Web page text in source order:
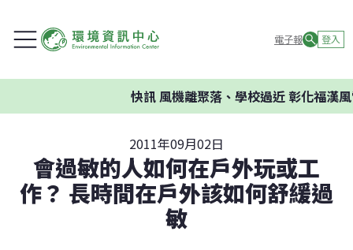
電子報 登入
快訊風機離聚落、學校過近 彰化福漢風
2011年09月02日
會過敏的人如何在戶外玩或工
作？ 長時間在戶外該如何舒緩過
敏